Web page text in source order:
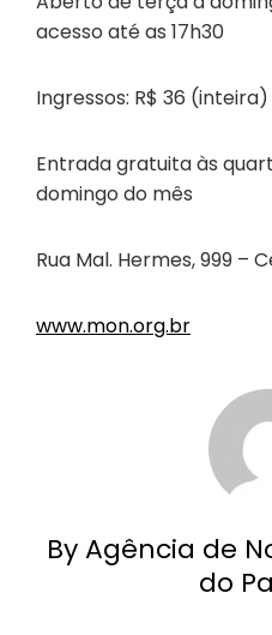
acesso até as 17h30
Ingressos: R$ 36
Entrada gratuita às
domingo do mês
Rua Mal. Hermes, 999 –
www.mon.org.br
By Agência de
do